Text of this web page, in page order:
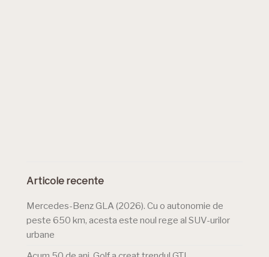
Articole recente
Mercedes-Benz GLA (2026). Cu o autonomie de
peste 650 km, acesta este noul rege al SUV-urilor
urbane